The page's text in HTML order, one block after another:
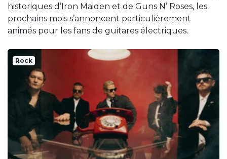
historiques d’Iron Maiden et de Guns N’ Roses, les
prochains mois s’annoncent particulièrement
animés pour les fans de guitares électriques.
Rock